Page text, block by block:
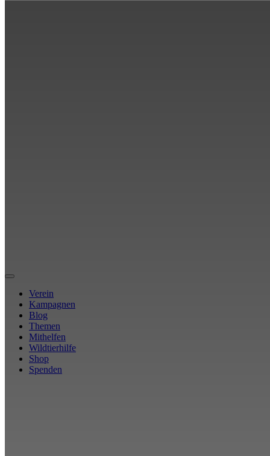
Verein
Kampagnen
Blog
Themen
Mithelfen
Wildtierhilfe
Shop
Spenden